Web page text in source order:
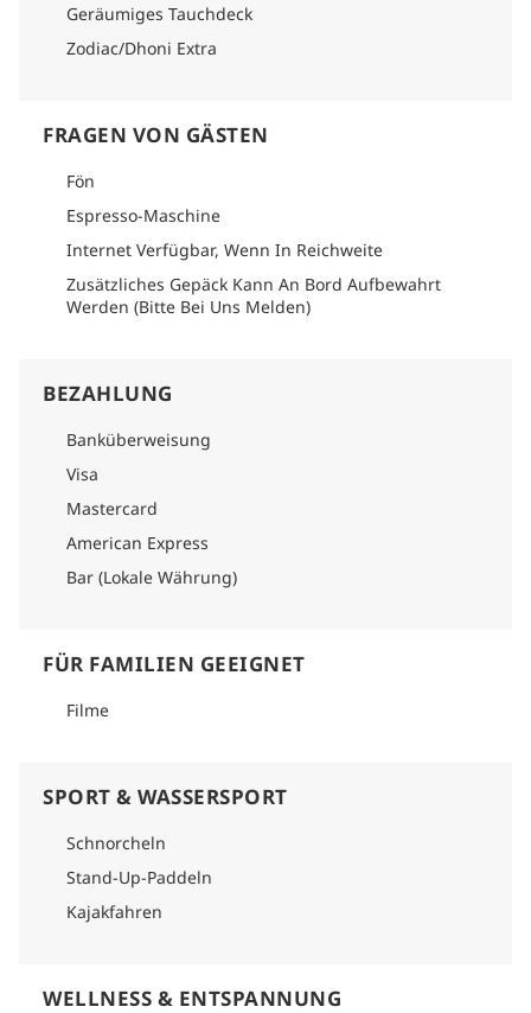
Geräumiges Tauchdeck
Zodiac/Dhoni Extra
FRAGEN VON GÄSTEN
Fön
Espresso-Maschine
Internet Verfügbar, Wenn In Reichweite
Zusätzliches Gepäck Kann An Bord Aufbewahrt
Werden (Bitte Bei Uns Melden)
BEZAHLUNG
Banküberweisung
Visa
Mastercard
American Express
Bar (Lokale Währung)
FÜR FAMILIEN GEEIGNET
Filme
SPORT & WASSERSPORT
Schnorcheln
Stand-Up-Paddeln
Kajakfahren
WELLNESS & ENTSPANNUNG